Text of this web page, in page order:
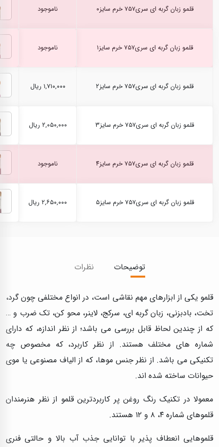
قلمو زبان گربه ای سری۷۵۷ خرم سایز۰ ناموجود
قلمو زبان گربه ای سری۷۵۷ خرم سایز۱ ناموجود
قلمو زبان گربه ای سری۷۵۷ خرم سایز۲ ۱,۷۱۰,۰۰۰ ریال
قلمو زبان گربه ای سری۷۵۷ خرم سایز۳ ۲,۰۵۰,۰۰۰ ریال
قلمو زبان گربه ای سری۷۵۷ خرم سایز۴ ناموجود
قلمو زبان گربه ای سری۷۵۷ خرم سایز۵ ۲,۶۵۰,۰۰۰ ریال
توضیحات نظرات
قلمو یکی از ابزارهای مهم نقاشی است، در انواع مختلفی چون گرد،
تخت، بادبزنی، زبان گربه ای، سرکج، لاینر، محو کن، تک ضرب و …
که از چندین لحاظ قابل بررسی می باشد؛ از نظر اندازه، که دارای
شماره های مختلف هستند. از نظر کاربرد، که مخصوص چه
تکنیکی می باشد. از نظر جنس موها، که از الیاف مصنوعی یا موی
حیوانات ساخته شده اند.
معمولا در تکنیک رنگ روغن پر کاربردترین قلمو از نظر هنرمندان
قلموهای شماره ۴، ۸ و ۱۲ هستند.
قلموهایی انعطاف پذیر با توانایی جذب آب بالا و حالتی فنری